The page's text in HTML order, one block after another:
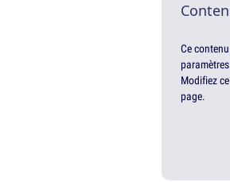
Ce
Modifiez
page.